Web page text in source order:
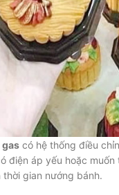
có hệ thống điều
điện áp yếu hoặc
gian nướng bánh.